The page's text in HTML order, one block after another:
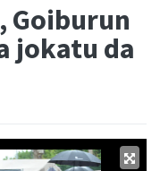
Goiburun
jokatu da